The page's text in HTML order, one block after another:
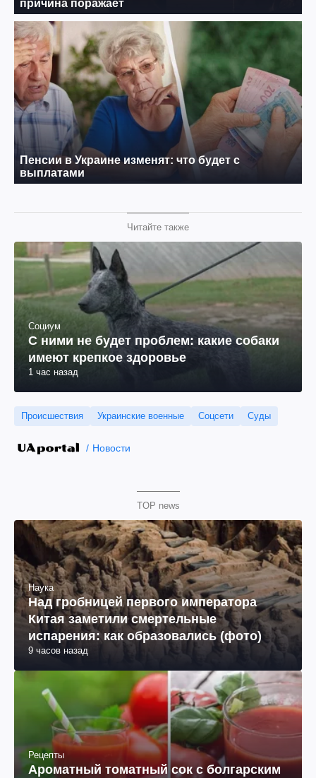
Читайте также
Социум
С ними не будет проблем: какие собаки
имеют крепкое здоровье
1 час назад
Происшествия Украинские военные Соцсети Суды
Новости
TOP news
Наука
Над гробницей первого императора
Китая заметили смертельные
испарения: как образовались (фото)
9 часов назад
Рецепты
Ароматный томатный сок с болгарским